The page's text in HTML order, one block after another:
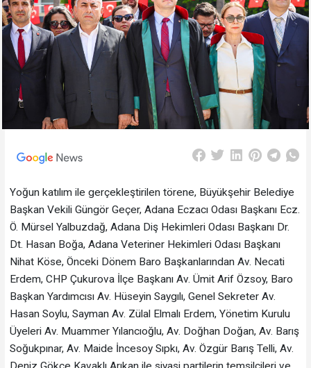
Yoğun katılım ile gerçekleştirilen törene, Büyükşehir Belediye
Başkan Vekili Güngör Geçer, Adana Eczacı Odası Başkanı Ecz.
Ö. Mürsel Yalbuzdağ, Adana Diş Hekimleri Odası Başkanı Dr.
Dt. Hasan Boğa, Adana Veteriner Hekimleri Odası Başkanı
Nihat Köse, Önceki Dönem Baro Başkanlarından Av. Necati
Erdem, CHP Çukurova İlçe Başkanı Av. Ümit Arif Özsoy, Baro
Başkan Yardımcısı Av. Hüseyin Saygılı, Genel Sekreter Av.
Hasan Soylu, Sayman Av. Zülal Elmalı Erdem, Yönetim Kurulu
Üyeleri Av. Muammer Yılancıoğlu, Av. Doğhan Doğan, Av. Barış
Soğukpınar, Av. Maide İncesoy Sıpkı, Av. Özgür Barış Telli, Av.